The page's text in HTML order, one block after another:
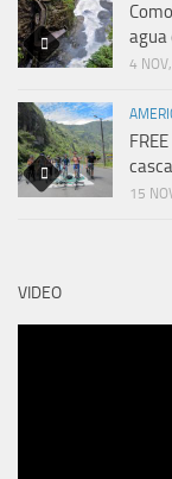
agua
4
15
VIDEO